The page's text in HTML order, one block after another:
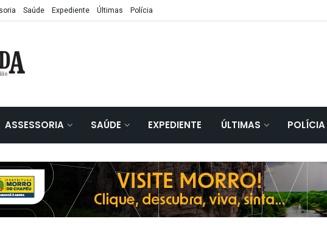
Saúde Expediente Últimas Polícia
ASSESSORIA SAÚDE EXPEDIENTE ÚLTIMAS POLÍCIA